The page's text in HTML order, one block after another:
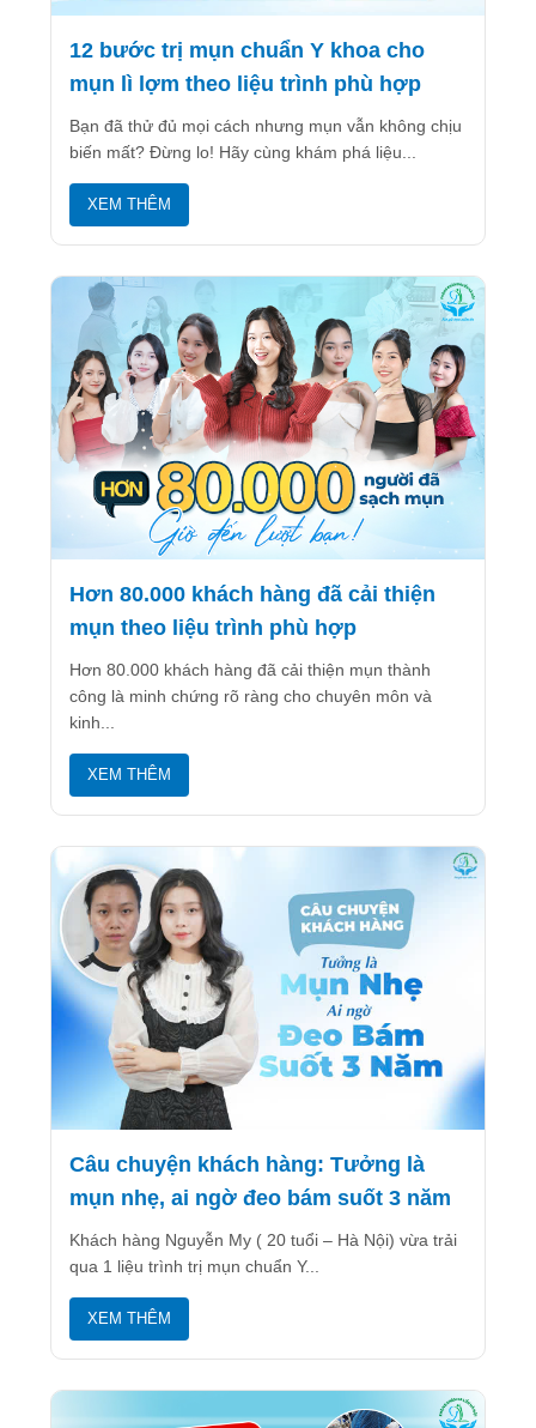
12 bước trị mụn chuẩn Y khoa cho
mụn lì lợm theo liệu trình phù hợp
Bạn đã thử đủ mọi cách nhưng mụn vẫn không chịu
biến mất? Đừng lo! Hãy cùng khám phá liệu...
XEM THÊM
Hơn 80.000 khách hàng đã cải thiện
mụn theo liệu trình phù hợp
Hơn 80.000 khách hàng đã cải thiện mụn thành
công là minh chứng rõ ràng cho chuyên môn và
kinh...
XEM THÊM
Câu chuyện khách hàng: Tưởng là
mụn nhẹ, ai ngờ đeo bám suốt 3 năm
Khách hàng Nguyễn My ( 20 tuổi – Hà Nội) vừa trải
qua 1 liệu trình trị mụn chuẩn Y...
XEM THÊM